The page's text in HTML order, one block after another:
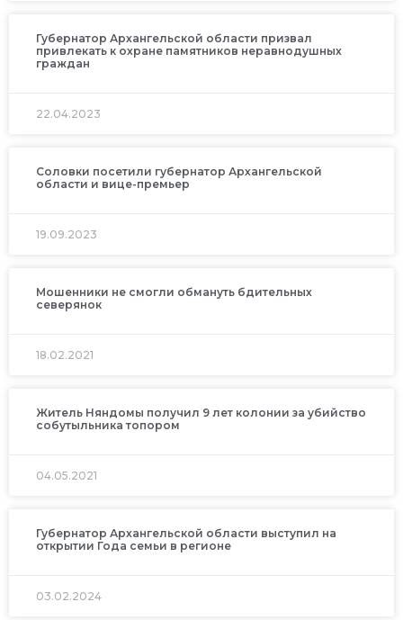
Губернатор Архангельской области призвал
привлекать к охране памятников неравнодушных
граждан
22.04.2023
Соловки посетили губернатор Архангельской
области и вице-премьер
19.09.2023
Мошенники не смогли обмануть бдительных
северянок
18.02.2021
Житель Няндомы получил 9 лет колонии за убийство
собутыльника топором
04.05.2021
Губернатор Архангельской области выступил на
открытии Года семьи в регионе
03.02.2024